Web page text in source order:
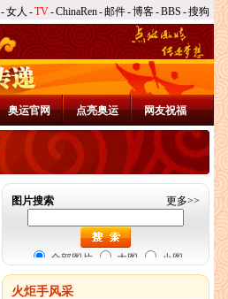
-女人 -TV-ChinaRen-邮件-博客-BBS -搜狗
奥运官网 点亮奥运 网友祝福
图片搜索 更多>>
全部图片 大图 小图
火炬手风采